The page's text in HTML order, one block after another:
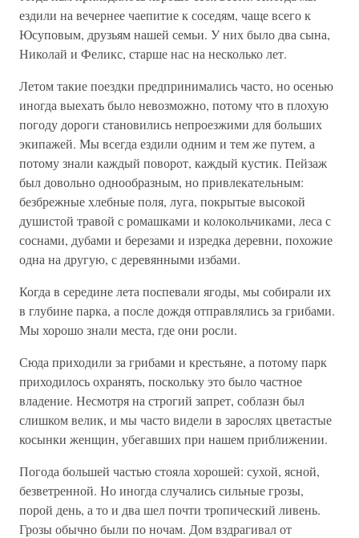
ездили на вечернее чаепитие к соседям, чаще всего к
Юсуповым, друзьям нашей семьи. У них было два сына,
Николай и Феликс, старше нас на несколько лет.
Летом такие поездки предпринимались часто, но осенью
иногда выехать было невозможно, потому что в плохую
погоду дороги становились непроезжими для больших
экипажей. Мы всегда ездили одним и тем же путем, а
потому знали каждый поворот, каждый кустик. Пейзаж
был довольно однообразным, но привлекательным:
безбрежные хлебные поля, луга, покрытые высокой
душистой травой с ромашками и колокольчиками, леса с
соснами, дубами и березами и изредка деревни, похожие
одна на другую, с деревянными избами.
Когда в середине лета поспевали ягоды, мы собирали их
в глубине парка, а после дождя отправлялись за грибами.
Мы хорошо знали места, где они росли.
Сюда приходили за грибами и крестьяне, а потому парк
приходилось охранять, поскольку это было частное
владение. Несмотря на строгий запрет, соблазн был
слишком велик, и мы часто видели в зарослях цветастые
косынки женщин, убегавших при нашем приближении.
Погода большей частью стояла хорошей: сухой, ясной,
безветренной. Но иногда случались сильные грозы,
порой день, а то и два шел почти тропический ливень.
Грозы обычно были по ночам. Дом вздрагивал от